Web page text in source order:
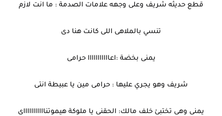
قطع حديثه شريف وعلى وجهه علامات الصدمة : ما انت لازم
تنسي بالملاهى اللى كانت هنا دى
يمنى بخضة :اعااااااااااا حرامى
شريف وهو يجري عليها : حرامى مين يا عبيطة انتى
يمنى وهى تختبئ خلف مالك: الحقنى يا ملوكة هيموتناااااااااااى